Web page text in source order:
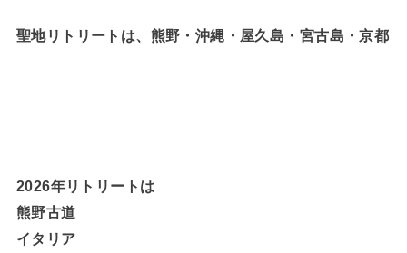
聖地リトリートは、熊野・沖縄・屋久島・宮古島・京都
2026年リトリートは
熊野古道
イタリア